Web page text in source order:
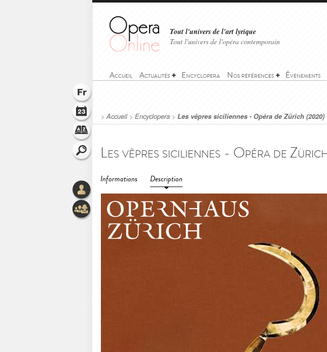
Tout l'univers de l'art lyrique
Tout l'univers de l'opéra contemporain
Accueil Actualités Encyclopera Nos références Événements
>Accueil> Encyclopera > Les vêpres siciliennes - Opéra de Zürich (2020)
Informations Description